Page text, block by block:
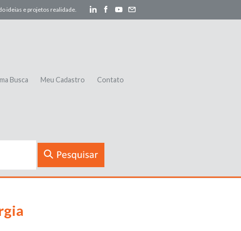
ideias e projetos realidade.
Busca Meu Cadastro Contato